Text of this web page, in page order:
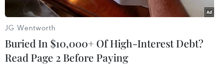
JG Wentworth
Buried In $10,000+ Of High-Interest Debt?
Read Page 2 Before Paying